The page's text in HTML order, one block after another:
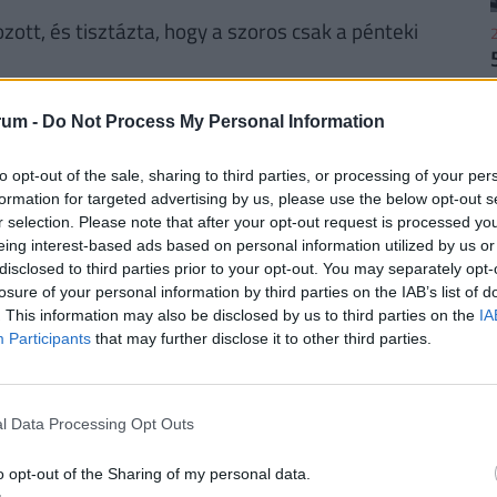
- Do Not Process My Personal Information
opt-out of the sale, sharing to third parties, or processing of your
for targeted advertising by us, please use the below opt-out
selection. Please note that after your opt-out request is processed
interest-based ads based on personal information utilized by us
to third parties prior to your opt-out. You may separately
of your personal information by third parties on the IAB’s list of
This information may also be disclosed by us to third parties on the
Participants that may further disclose it to other third parties.
Data Processing Opt Outs
opt-out of the Sharing of my personal data.
és tisztázta, hogy a szoros csak a pénteki
készletének és atomprogramjának
tárgyalása a 2015-ös nukleáris egyezmény
HA NYUGDÍJBA MEGY: EGYSZERŰ
örvendenek anyugdíjmegtakarítási
garancia, úgy tűnik ez időskori
mennyi pénzhez is juthatunk egy
védhetjük ki egy ilyen megtakarítással pénzünk
a cikkben, illetve a Pénzcentrum